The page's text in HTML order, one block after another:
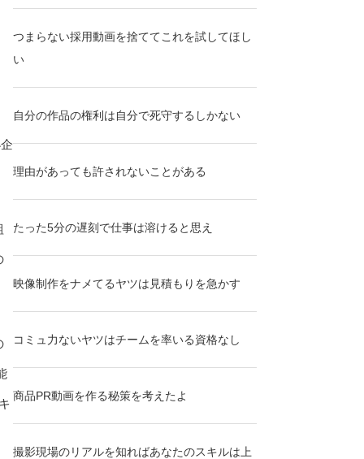
つまらない採用動画を捨ててこれを試してほし
い
自分の作品の権利は自分で死守するしかない
理由があっても許されないことがある
たった5分の遅刻で仕事は溶けると思え
映像制作をナメてるヤツは見積もりを急かす
コミュ力ないヤツはチームを率いる資格なし
商品PR動画を作る秘策を考えたよ
撮影現場のリアルを知ればあなたのスキルは上